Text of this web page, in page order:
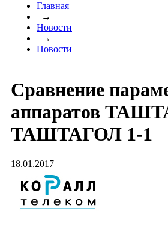
Главная
→
Новости
→
Новости
Сравнение
аппаратов
ТАШТАГОЛ 1-1
18.01.2017